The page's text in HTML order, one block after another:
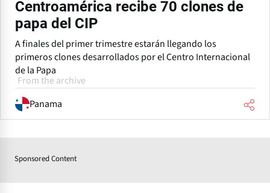
Centroamérica recibe 70 clones de
papa del CIP
A finales del primer trimestre estarán llegando los
primeros clones desarrollados por el Centro Internacional
de la Papa
From the archive
Panama
Sponsored Content